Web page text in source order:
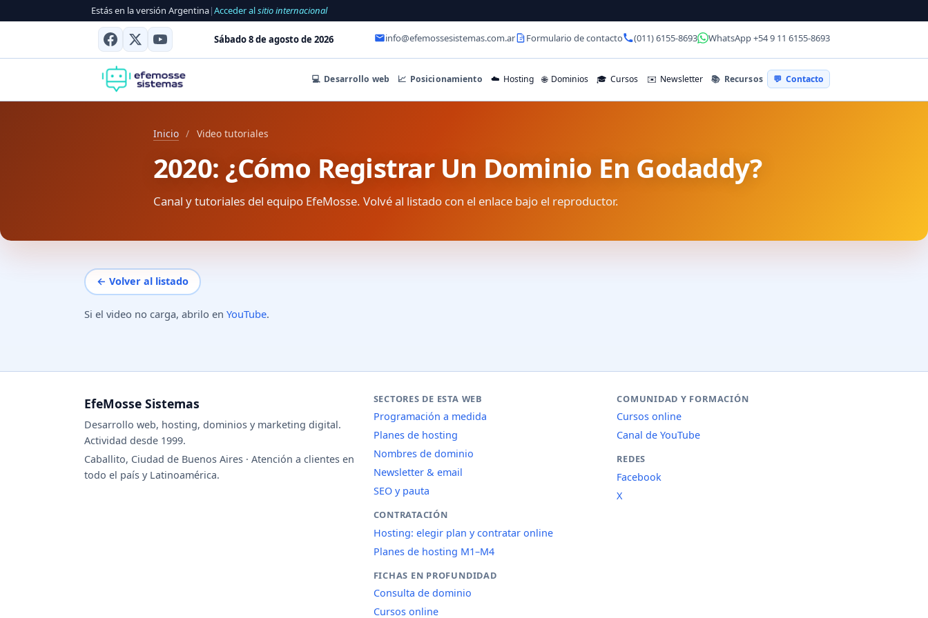
Estás en la versión Argentina|Acceder alsitio internacional
Sábado 8 de agosto de 2026 info@efemossesistemas.com.ar Formulario de contacto (011) 6155-8693 WhatsApp +54 9 11 6155-8693
💻 Desarrollo web 📈 Posicionamiento ☁️ Hosting 🌐 Dominios 🎓 Cursos ✉️ Newsletter 📚 Recursos 💬 Contacto
Inicio / Video tutoriales
2020: ¿Cómo Registrar Un Dominio En Godaddy?
Canal y tutoriales del equipo EfeMosse. Volvé al listado con el enlace bajo el reproductor.
← Volver al listado
Si el video no carga, abrilo en YouTube.
EfeMosse Sistemas
Desarrollo web, hosting, dominios y marketing digital.
Actividad desde 1999.
Caballito, Ciudad de Buenos Aires · Atención a clientes en
todo el país y Latinoamérica.
SECTORES DE ESTA WEB
Programación a medida
Planes de hosting
Nombres de dominio
Newsletter & email
SEO y pauta
CONTRATACIÓN
Hosting: elegir plan y contratar online
Planes de hosting M1–M4
FICHAS EN PROFUNDIDAD
Consulta de dominio
Cursos online
COMUNIDAD Y FORMACIÓN
Cursos online
Canal de YouTube
REDES
Facebook
X